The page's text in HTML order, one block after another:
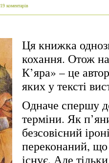
19 коментарів
Ця книжка
кохання. Отож
К’яра» – це
яких у тексті
Одначе спершу
терміни. Як
безсовісний
переконаний,
існує. Але